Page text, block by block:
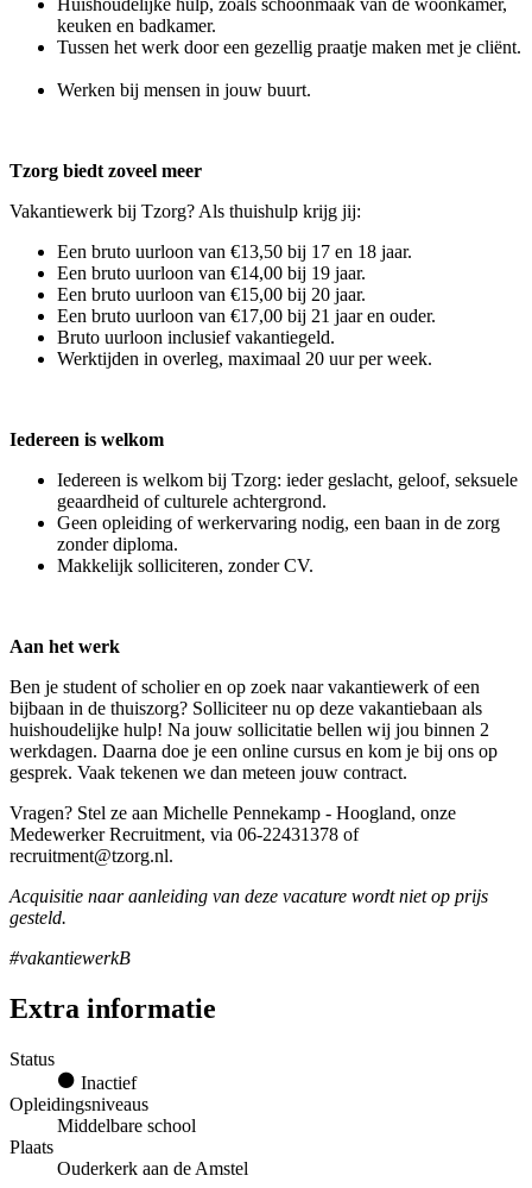
Huishoudelijke hulp, zoals schoonmaak van de woonkamer,
keuken en badkamer.
Tussen het werk door een gezellig praatje maken met je cliënt.
Werken bij mensen in jouw buurt.
Tzorg biedt zoveel meer
Vakantiewerk bij Tzorg? Als thuishulp krijg jij:
Een bruto uurloon van €13,50 bij 17 en 18 jaar.
Een bruto uurloon van €14,00 bij 19 jaar.
Een bruto uurloon van €15,00 bij 20 jaar.
Een bruto uurloon van €17,00 bij 21 jaar en ouder.
Bruto uurloon inclusief vakantiegeld.
Werktijden in overleg, maximaal 20 uur per week.
Iedereen is welkom
Iedereen is welkom bij Tzorg: ieder geslacht, geloof, seksuele
geaardheid of culturele achtergrond.
Geen opleiding of werkervaring nodig, een baan in de zorg
zonder diploma.
Makkelijk solliciteren, zonder CV.
Aan het werk
Ben je student of scholier en op zoek naar vakantiewerk of een
bijbaan in de thuiszorg? Solliciteer nu op deze vakantiebaan als
huishoudelijke hulp! Na jouw sollicitatie bellen wij jou binnen 2
werkdagen. Daarna doe je een online cursus en kom je bij ons op
gesprek. Vaak tekenen we dan meteen jouw contract.
Vragen? Stel ze aan Michelle Pennekamp - Hoogland, onze
Medewerker Recruitment, via 06-22431378 of
recruitment@tzorg.nl.
Acquisitie naar aanleiding van deze vacature wordt niet op prijs
gesteld.
#vakantiewerkB
Extra informatie
Status
Inactief
Opleidingsniveaus
Middelbare school
Plaats
Ouderkerk aan de Amstel